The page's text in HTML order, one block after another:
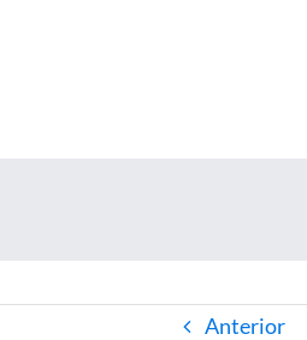
Anterior